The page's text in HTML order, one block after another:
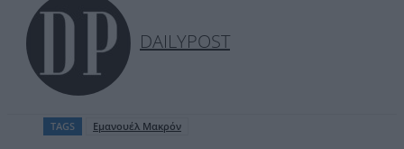
DAILYPOST
TAGS Εμανουέλ Μακρόν